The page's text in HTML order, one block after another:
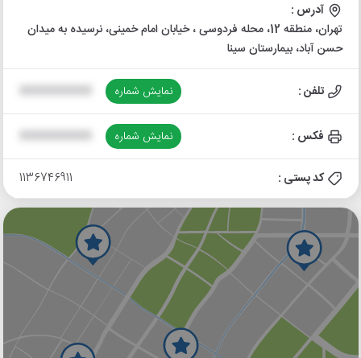
آدرس :
تهران، منطقه 12، محله فردوسی ، خیابان امام خمینی، نرسیده به میدان
حسن آباد، بیمارستان سینا
تلفن : نمایش شماره
فکس : نمایش شماره
کد پستی : 1136746911